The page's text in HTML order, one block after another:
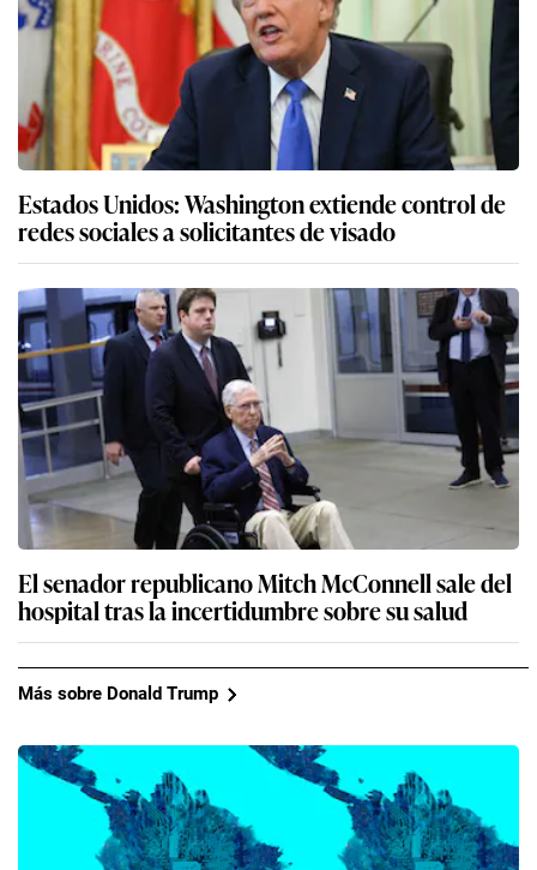
Estados Unidos: Washington extiende control de
redes sociales a solicitantes de visado
El senador republicano Mitch McConnell sale del
hospital tras la incertidumbre sobre su salud
Más sobre Donald Trump